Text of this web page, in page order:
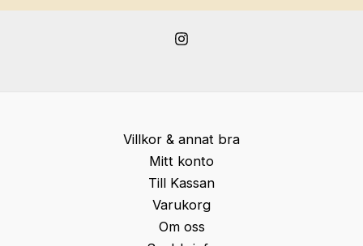
Villkor & annat bra
Mitt konto
Till Kassan
Varukorg
Om oss